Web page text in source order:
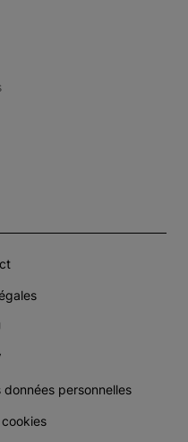
personnelles